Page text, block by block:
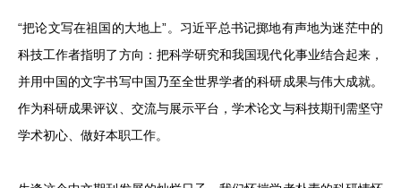
“把论文写在祖国的大地上”。习近平总书记掷地有声地为迷茫中的
科技工作者指明了方向：把科学研究和我国现代化事业结合起来，
并用中国的文字书写中国乃至全世界学者的科研成果与伟大成就。
作为科研成果评议、交流与展示平台，学术论文与科技期刊需坚守
学术初心、做好本职工作。